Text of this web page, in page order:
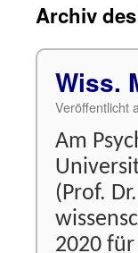
Archiv
Wiss.
Veröffentlicht
Am
(Prof.
2020